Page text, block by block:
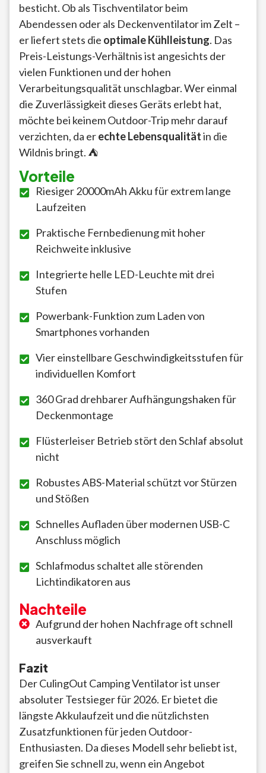
besticht. Ob als Tischventilator beim
Abendessen oder als Deckenventilator im Zelt –
er liefert stets die optimale Kühlleistung. Das
Preis-Leistungs-Verhältnis ist angesichts der
vielen Funktionen und der hohen
Verarbeitungsqualität unschlagbar. Wer einmal
die Zuverlässigkeit dieses Geräts erlebt hat,
möchte bei keinem Outdoor-Trip mehr darauf
verzichten, da erechte Lebensqualitätin die
Wildnis bringt. ⛺
Vorteile
Riesiger 20000mAh Akku für extrem lange
Laufzeiten
Praktische Fernbedienung mit hoher
Reichweite inklusive
Integrierte helle LED-Leuchte mit drei
Stufen
Powerbank-Funktion zum Laden von
Smartphones vorhanden
Vier einstellbare Geschwindigkeitsstufen für
individuellen Komfort
360 Grad drehbarer Aufhängungshaken für
Deckenmontage
Flüsterleiser Betrieb stört den Schlaf absolut
nicht
Robustes ABS-Material schützt vor Stürzen
und Stößen
Schnelles Aufladen über modernen USB-C
Anschluss möglich
Schlafmodus schaltet alle störenden
Lichtindikatoren aus
Nachteile
Aufgrund der hohen Nachfrage oft schnell
ausverkauft
Fazit
Der CulingOut Camping Ventilator ist unser
absoluter Testsieger für 2026. Er bietet die
längste Akkulaufzeit und die nützlichsten
Zusatzfunktionen für jeden Outdoor-
Enthusiasten. Da dieses Modell sehr beliebt ist,
greifen Sie schnell zu, wenn ein Angebot